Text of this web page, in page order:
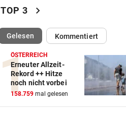
Gewalt an Frauen
OBERÖSTERREICH
„Wer will mich?“: Diese Tiere
haben kein Zuhause
BEWAFFNETER ÜBERFALL vor
Dorotheum: Räuber ließ
Geschäft zurück
TOP 3 chevron_right
Gelesen(ausgewählt)Kommentiert
ÖSTERREICH
Erneuter Allzeit-
Rekord ++ Hitze
noch nicht vorbei
158.759 mal gelesen